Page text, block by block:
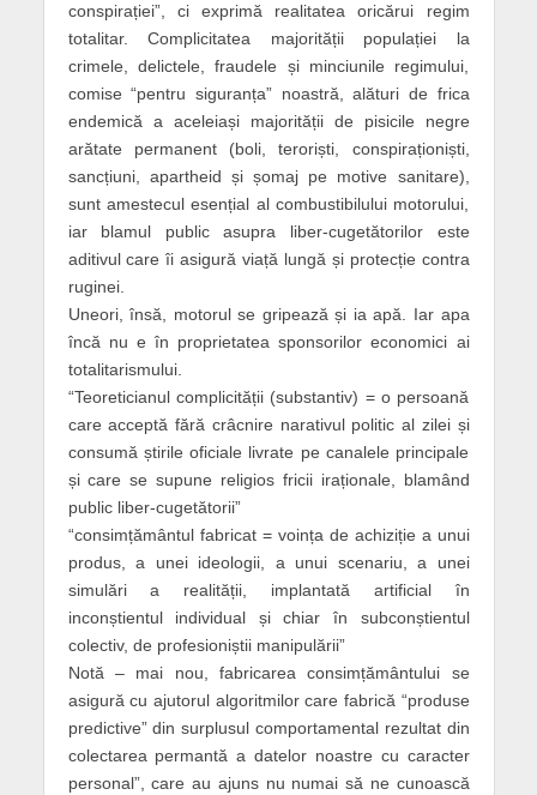
conspirației”, ci exprimă realitatea oricărui regim
totalitar. Complicitatea majorității populației la
crimele, delictele, fraudele și minciunile regimului,
comise “pentru siguranța” noastră, alături de frica
endemică a aceleiași majorității de pisicile negre
arătate permanent (boli, teroriști, conspiraționiști,
sancțiuni, apartheid și șomaj pe motive sanitare),
sunt amestecul esențial al combustibilului motorului,
iar blamul public asupra liber-cugetătorilor este
aditivul care îi asigură viață lungă și protecție contra
ruginei.
Uneori, însă, motorul se gripează și ia apă. Iar apa
încă nu e în proprietatea sponsorilor economici ai
totalitarismului.
“Teoreticianul complicității (substantiv) = o persoană
care acceptă fără crâcnire narativul politic al zilei și
consumă știrile oficiale livrate pe canalele principale
și care se supune religios fricii iraționale, blamând
public liber-cugetătorii”
“consimțământul fabricat = voința de achiziție a unui
produs, a unei ideologii, a unui scenariu, a unei
simulări a realității, implantată artificial în
inconștientul individual și chiar în subconștientul
colectiv, de profesioniștii manipulării”
Notă – mai nou, fabricarea consimțământului se
asigură cu ajutorul algoritmilor care fabrică “produse
predictive” din surplusul comportamental rezultat din
colectarea permantă a datelor noastre cu caracter
personal”, care au ajuns nu numai să ne cunoască